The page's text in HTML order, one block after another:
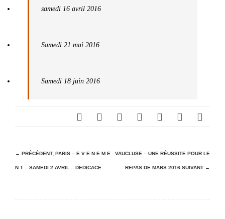
samedi 16 avril 2016
Samedi 21 mai 2016
Samedi 18 juin 2016
N
a
← PRÉCÉDENT; PARIS – E V E N E M E
N T – SAMEDI 2 AVRIL – DEDICACE
VAUCLUSE – UNE RÉUSSITE POUR LE
REPAS DE MARS 2016 SUIVANT →